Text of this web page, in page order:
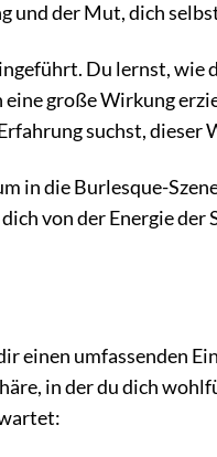
und der Mut, dich
Du lernst, wie
große Wirkung
suchst, dieser
in die Burlesque-
von der Energie
einen umfassenden
in der du dich